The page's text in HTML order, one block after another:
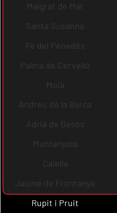
Malgrat de Mar
Santa Susanna
Fe del Penedès
Palma de Cervelló
Moià
Andreu de la Barca
Adrià de Besòs
Muntanyola
Calella
Jaume de Frontanyà
Rupit i Pruit